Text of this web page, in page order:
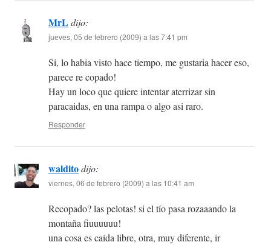
MrLdijo:
jueves, 05 de febrero (2009) a las 7:41 pm
Si, lo habia visto hace tiempo, me gustaria hacer eso,
parece re copado!
Hay un loco que quiere intentar aterrizar sin
paracaidas, en una rampa o algo asi raro.
Responder
walditodijo:
viernes, 06 de febrero (2009) a las 10:41 am
Recopado? las pelotas! si el tío pasa rozaaando la
montaña fiuuuuuu!
una cosa es caída libre, otra, muy diferente, ir